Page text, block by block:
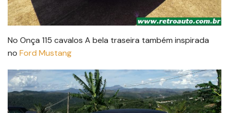
No Onça 115 cavalos A bela traseira também inspirada
no Ford Mustang